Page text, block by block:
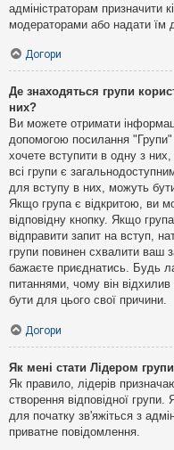
адміністраторам призначити
модераторами або надати їм
Догори
Де знаходяться групи
них?
Ви можете отримати
допомогою посилання
хочете вступити в одну з них,
всі групи є
для вступу в них, можуть
Якщо група є відкритою, ви
відповідну кнопку. Якщо
відправити запит на вступ,
групи повинен схвалити ваш
бажаєте приєднатись. Будь
питаннями, чому він
бути для цього свої причини.
Догори
Як мені стати Лідером
Як правило, лідерів
створення відповідної групи.
для початку зв'яжіться з
приватне повідомлення.